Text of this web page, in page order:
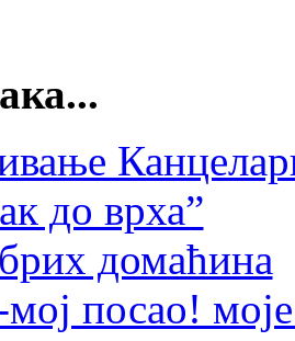
до врха”
домаћина
посао!